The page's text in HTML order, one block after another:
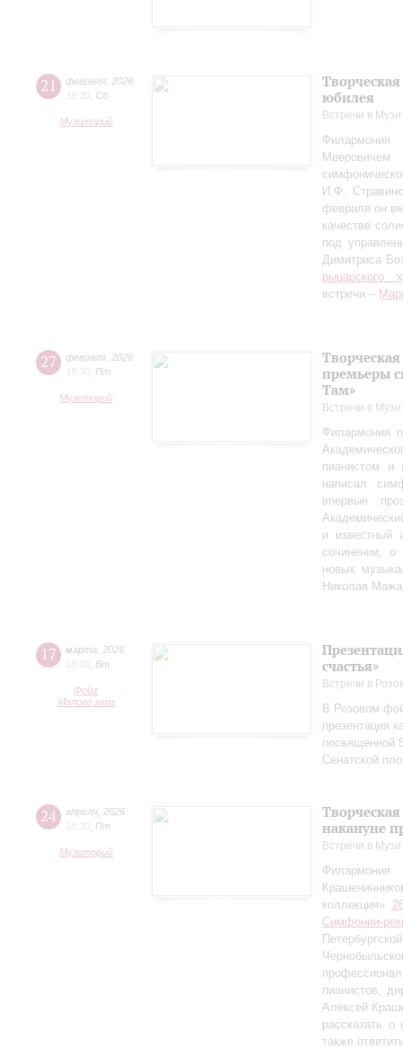
21 февраля 2026
18:30 Сб
Музиторий
юбилея
Встречи в
Мееровичем
И.Ф.
февраля он
качестве
под
Димитриса
рыцарского
встречи –
27 февраля 2026
18:30 Пт
Музиторий
премьеры
Там»
Встречи в
Филармония
пианистом и
написал
впервые
и известный
сочинении,
новых
Николая
17 марта
2026
18:00
Вт
Фойе
Малого зала
счастья»
Встречи в
В Розовом
презентация
посвящённой
Сенатской
24 апреля 2026
18:30
Пт
Музиторий
накануне
Встречи в
коллекция»
Симфонии-
пианистов,
Алексей
рассказать
также